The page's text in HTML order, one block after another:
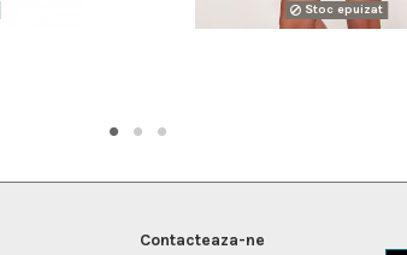
Stoc epuizat
Contacteaza-ne